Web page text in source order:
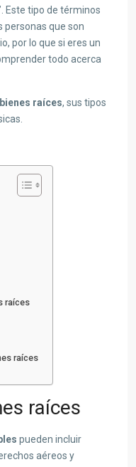
Este tipo de términos
personas que son
por lo que si eres un
todo acerca
raíces, sus tipos
raíces
raíces
raíces
pueden incluir
aéreos y